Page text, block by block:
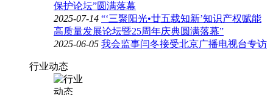
保护论坛”圆满落幕
2025-07-14 “‘三聚阳光•廿五载知新’知识产权赋能
高质量发展论坛暨25周年庆典圆满落幕”
2025-06-05 我会监事闫冬接受北京广播电视台专访
行业动态